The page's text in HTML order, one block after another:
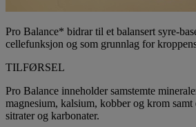
Pro Balance* bidrar til et balansert syre-
cellefunksjon og som grunnlag for
TILFØRSEL
Pro Balance inneholder samstemte
magnesium, kalsium, kobber og krom
sitrater og karbonater.